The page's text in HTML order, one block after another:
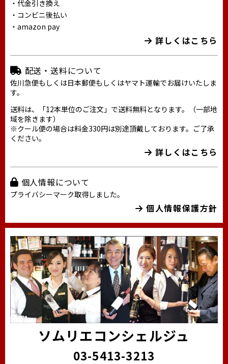
・代金引き換え
・コンビニ後払い
・amazon pay
詳しくはこちら
配送・送料について
佐川急便もしくは日本郵便もしくはヤマト運輸でお届けいたしま
す。
送料は、「12本単位のご注文」で送料無料となります。（一部地
域を除きます）
※クール便の場合は料金330円は別途頂戴しております。ご了承
ください。
詳しくはこちら
個人情報について
プライバシーマーク取得しました。
個人情報保護方針
ソムリエコンシェルジュ
03-5413-3213